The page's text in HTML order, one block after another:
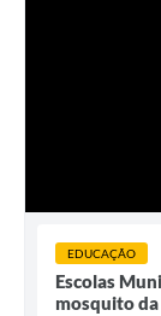
EDUCAÇÃO
Escolas
mosquito